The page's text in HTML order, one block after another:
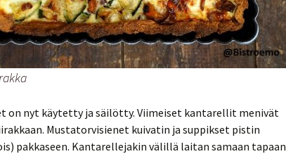
on nyt käytetty ja säilötty. Viimeiset kantarellit menivät
Mustatorvisienet kuivatin ja suppikset pistin
pakkaseen. Kantarellejakin välillä laitan samaan tapaan